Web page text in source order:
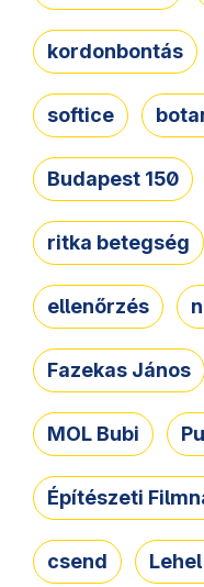
kordonbontás
softice
Budapest 150
ritka betegség
ellenőrzés
Fazekas János
MOL Bubi
Építészeti
csend